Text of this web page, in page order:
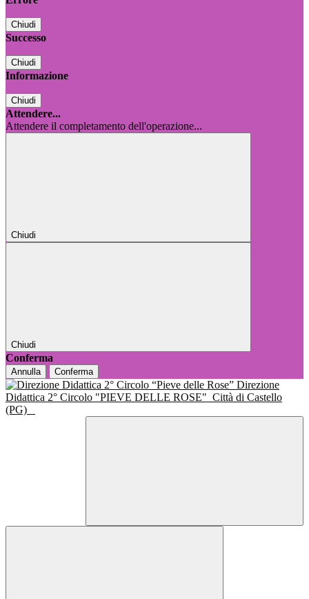
Chiudi
Successo
Chiudi
Informazione
Chiudi
Attendere...
Attendere il completamento dell'operazione...
Chiudi
Chiudi
Conferma
Annulla Conferma
Direzione
Didattica 2° Circolo "PIEVE DELLE ROSE" Città di Castello
(PG)